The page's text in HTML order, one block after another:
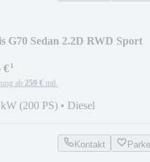
G70 Sedan 2.2D RWD Sport
€¹
ab 259 € mtl.
(200 PS) • Diesel
Kontakt